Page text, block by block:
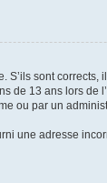
S’ils sont corrects,
de 13 ans lors
ou par un
une adresse